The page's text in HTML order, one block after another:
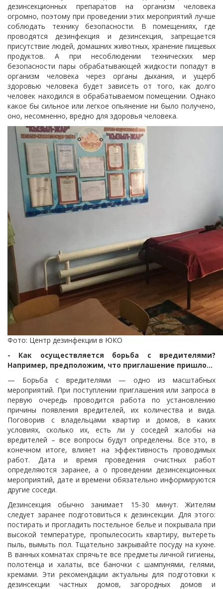
дезинсекционных препаратов на организм человека
огромно, поэтому при проведении этих мероприятий лучше
соблюдать технику безопасности. В помещениях, где
проводятся дезинфекция и дезинсекция, запрещается
присутствие людей, домашних животных, хранение пищевых
продуктов. А при несоблюдении технических мер
безопасности пары обрабатывающей жидкости попадут в
организм человека через органы дыхания, и ущерб
здоровью человека будет зависеть от того, как долго
человек находился в обрабатываемом помещении. Однако
какое бы сильное или легкое опьянение ни было получено,
оно, несомненно, вредно для здоровья человека.
Фото: Центр дезинфекции в ЮКО
- Как осуществляется борьба с вредителями?
Например, предположим, что приглашение пришло...
— Борьба с вредителями — одно из масштабных
мероприятий. При поступлении приглашения или запроса в
первую очередь проводится работа по установлению
причины появления вредителей, их количества и вида.
Поговорив с владельцами квартир и домов, в каких
условиях, сколько их, есть ли у соседей жалобы на
вредителей – все вопросы будут определены. Все это, в
конечном итоге, влияет на эффективность проводимых
работ. Дата и время проведения очистных работ
определяются заранее, а о проведении дезинсекционных
мероприятий, дате и времени обязательно информируются
другие соседи.
Дезинсекция обычно занимает 15-30 минут.Жителям
следует заранее подготовиться к дезинсекции. Для этого:
постирать и прогладить постельное белье и покрывала при
высокой температуре, пропылесосить квартиру, вытереть
пыль, вымыть пол. Тщательно закрывайте посуду на кухне.
В ванных комнатах спрячьте все предметы личной гигиены,
полотенца и халаты, все баночки с шампунями, гелями,
кремами. Эти рекомендации актуальны для подготовки к
дезинсекции частных домов, загородных домов и